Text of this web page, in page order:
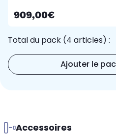
909,00€
Total du pack (4 articles) :
Ajouter le
Accessoires